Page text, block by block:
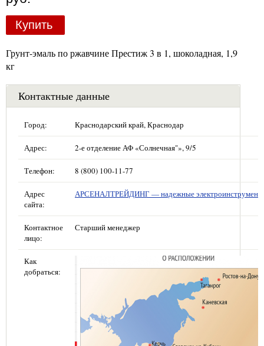
Купить
Грунт-эмаль по ржавчине Престиж 3 в 1, шоколадная, 1,9
кг
Контактные данные
Город: Краснодарский край, Краснодар
Адрес: 2-е отделение АФ «Солнечная"», 9/5
Телефон: 8 (800) 100-11-77
Адрес
сайта:
АРСЕНАЛТРЕЙДИНГ — надежные
Контактное
лицо:
Старший менеджер
Как
добраться: